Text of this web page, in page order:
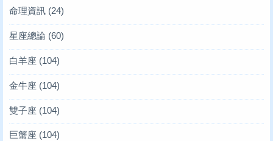
命理資訊 (24)
星座總論 (60)
白羊座 (104)
金牛座 (104)
雙子座 (104)
巨蟹座 (104)